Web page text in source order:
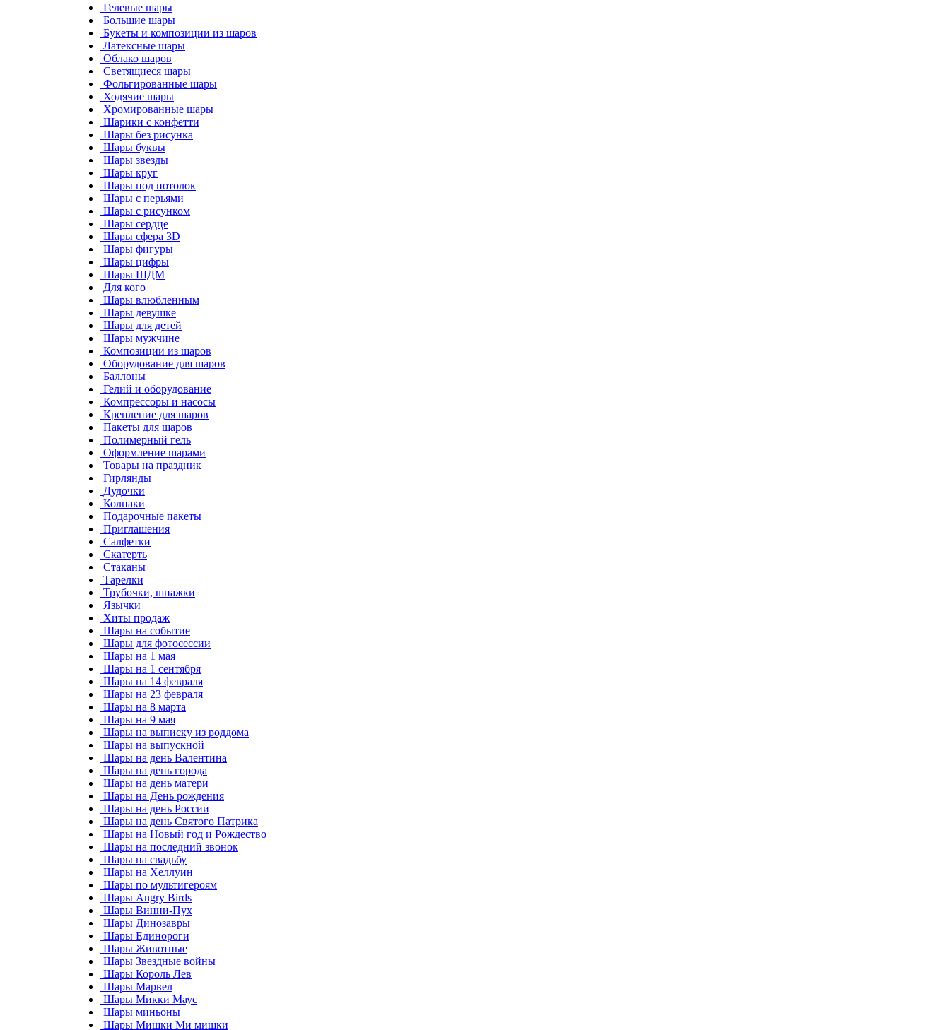
Гелевые шары
Большие шары
Букеты и композиции из шаров
Латексные шары
Облако шаров
Светящиеся шары
Фольгированные шары
Ходячие шары
Хромированные шары
Шарики с конфетти
Шары без рисунка
Шары буквы
Шары звезды
Шары круг
Шары под потолок
Шары с перьями
Шары с рисунком
Шары сердце
Шары сфера 3D
Шары фигуры
Шары цифры
Шары ШДМ
Для кого
Шары влюбленным
Шары девушке
Шары для детей
Шары мужчине
Композиции из шаров
Оборудование для шаров
Баллоны
Гелий и оборудование
Компрессоры и насосы
Крепление для шаров
Пакеты для шаров
Полимерный гель
Оформление шарами
Товары на праздник
Гирлянды
Дудочки
Колпаки
Подарочные пакеты
Приглашения
Салфетки
Скатерть
Стаканы
Тарелки
Трубочки, шпажки
Язычки
Хиты продаж
Шары на событие
Шары для фотосессии
Шары на 1 мая
Шары на 1 сентября
Шары на 14 февраля
Шары на 23 февраля
Шары на 8 марта
Шары на 9 мая
Шары на выписку из роддома
Шары на выпускной
Шары на день Валентина
Шары на день города
Шары на день матери
Шары на День рождения
Шары на день России
Шары на день Святого Патрика
Шары на Новый год и Рождество
Шары на последний звонок
Шары на свадьбу
Шары на Хеллуин
Шары по мультигероям
Шары Angry Birds
Шары Винни-Пух
Шары Динозавры
Шары Единороги
Шары Животные
Шары Звездные войны
Шары Король Лев
Шары Марвел
Шары Микки Маус
Шары миньоны
Шары Мишки Ми мишки